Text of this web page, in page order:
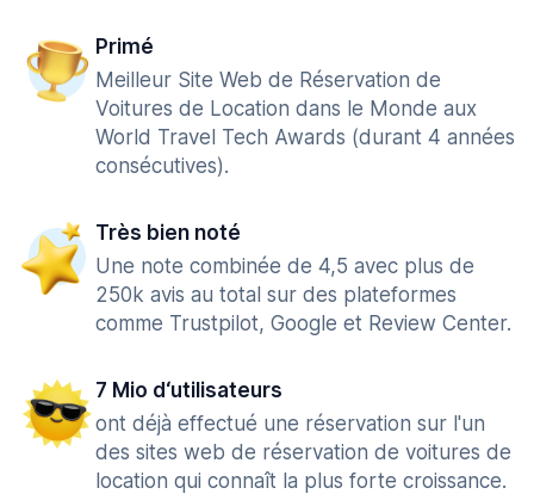
Primé
Meilleur Site Web de Réservation de
Voitures de Location dans le Monde aux
World Travel Tech Awards (durant 4 années
consécutives).
Très bien noté
Une note combinée de 4,5 avec plus de
250k avis au total sur des plateformes
comme Trustpilot, Google et Review Center.
7 Mio d‘utilisateurs
ont déjà effectué une réservation sur l'un
des sites web de réservation de voitures de
location qui connaît la plus forte croissance.